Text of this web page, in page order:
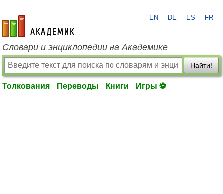
academic.ru
EN DE ES FR
Словари и энциклопедии на Академике
Найти!
Толкования Переводы Книги Игры ⚽